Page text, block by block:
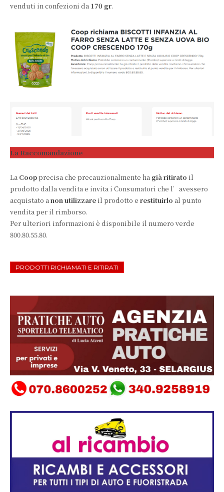
venduti in confezioni da 170 gr.
La Raccomandazione
La Coopprecisa che precauzionalmente ha già ritirato il
prodotto dalla vendita e invita i Consumatori che l’avessero
acquistato anon utilizzare il prodotto e restituirlo al punto
vendita per il rimborso.
Per ulteriori informazioni è disponibile il numero verde
800.80.55.80.
PRODOTTI RICHIAMATI E RITIRATI